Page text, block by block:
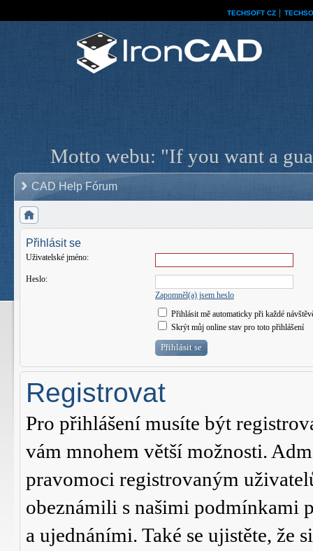
TECHSOFT CZ
Motto webu: "If you want a
CAD Help Fórum
Přihlásit se
Uživatelské jméno:
Heslo:
Zapomněl(a) jsem heslo
Přihlásit mě automaticky při každé
Skrýt můj online stav pro toto přihlášení
Registrovat
Pro přihlášení musíte být
vám mnohem větší možnosti.
pravomoci registrovaným
obeznámili s našimi podmínkami
a ujednáními. Také se ujistěte, že